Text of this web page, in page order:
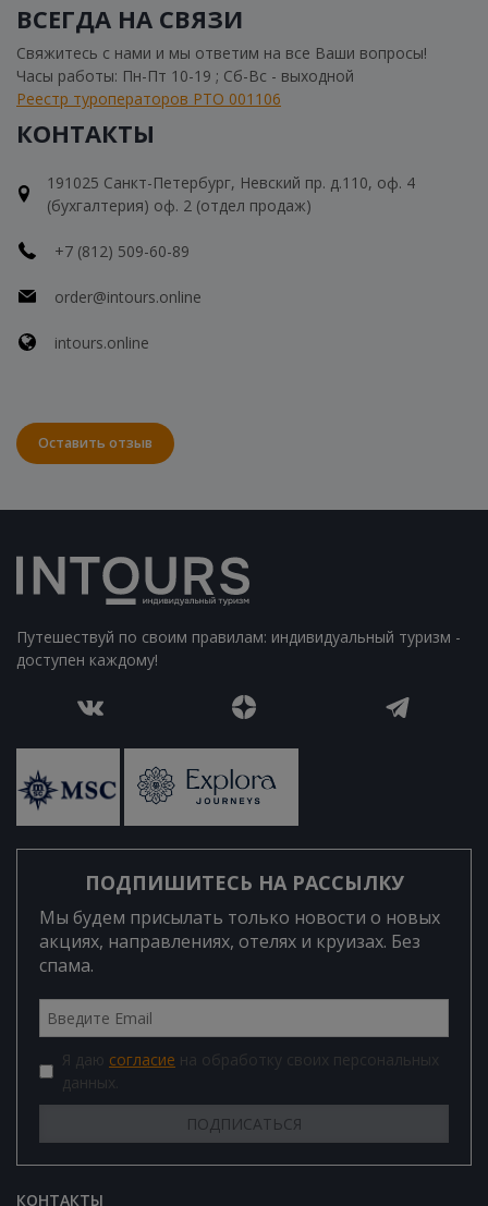
ВСЕГДА НА СВЯЗИ
Свяжитесь с нами и мы ответим на все Ваши вопросы!
Часы работы: Пн-Пт 10-19 ; Сб-Вс - выходной
Реестр туроператоров РТО 001106
КОНТАКТЫ
191025 Санкт-Петербург, Невский пр. д.110, оф. 4
(бухгалтерия) оф. 2 (отдел продаж)
+7 (812) 509-60-89
order@intours.online
intours.online
Оставить отзыв
Путешествуй по своим правилам: индивидуальный туризм -
доступен каждому!
ПОДПИШИТЕСЬ НА РАССЫЛКУ
Мы будем присылать только новости о новых
акциях, направлениях, отелях и круизах. Без
спама.
Я даю согласие на обработку своих персональных
данных.
КОНТАКТЫ